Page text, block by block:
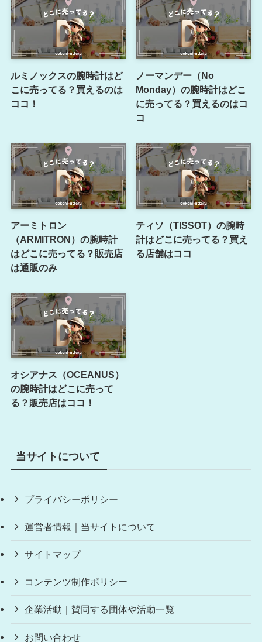
ルミノックスの腕時計はど
こに売ってる？買えるのは
ココ！
ノーマンデー（No
Monday）の腕時計はどこ
に売ってる？買えるのはコ
コ
アーミトロン
（ARMITRON）の腕時計
はどこに売ってる？販売店
は通販のみ
ティソ（TISSOT）の腕時
計はどこに売ってる？買え
る店舗はココ
オシアナス（OCEANUS）
の腕時計はどこに売って
る？販売店はココ！
当サイトについて
プライバシーポリシー
運営者情報｜当サイトについて
サイトマップ
コンテンツ制作ポリシー
企業活動｜賛同する団体や活動一覧
お問い合わせ